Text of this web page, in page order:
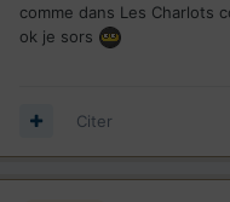
comme dans Les Charlots
ok je sors
Citer